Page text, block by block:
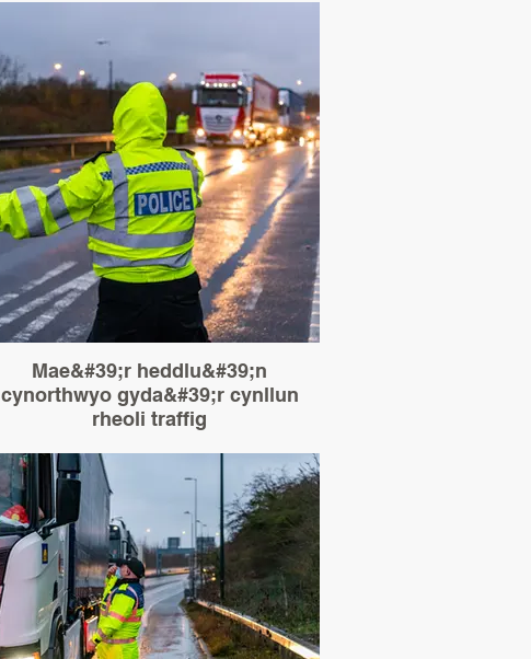
Mae&#39;r heddlu&#39;n
cynorthwyo gyda&#39;r cynllun
rheoli traffig